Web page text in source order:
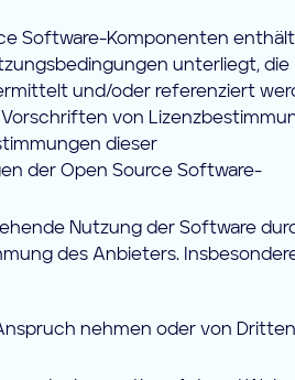
Software-Komponenten
unterliegt, die
und/oder referenziert
von
dieser
der Open Source Software-
Nutzung der Software
des Anbieters.
nehmen oder von Dritten